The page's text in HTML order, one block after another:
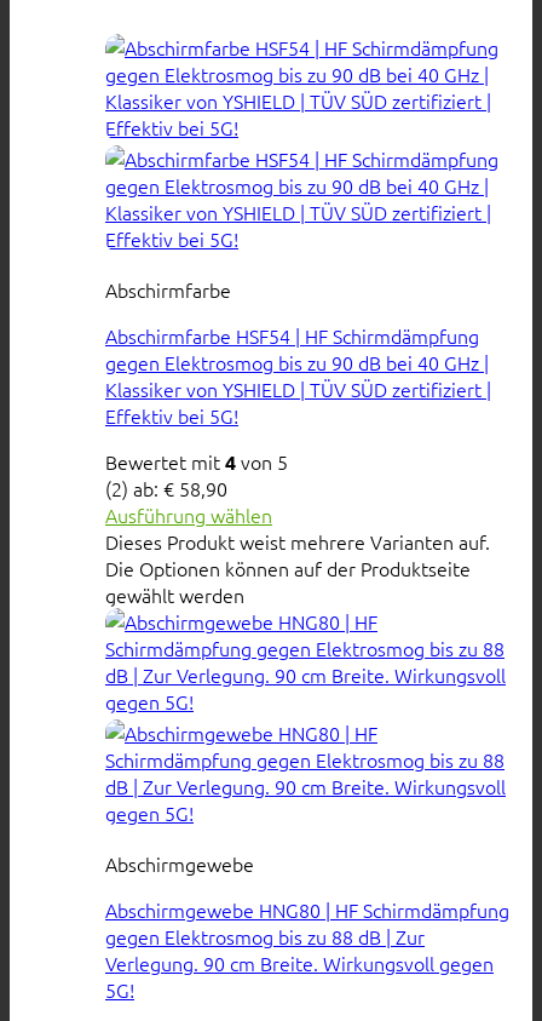
Abschirmfarbe
Abschirmfarbe HSF54 | HF Schirmdämpfung
gegen Elektrosmog bis zu 90 dB bei 40 GHz |
Klassiker von YSHIELD | TÜV SÜD zertifiziert |
Effektiv bei 5G!
Bewertet mit4von 5
(2) ab: € 58,90
Ausführung wählen
Dieses Produkt weist mehrere Varianten auf.
Die Optionen können auf der Produktseite
gewählt werden
Abschirmgewebe
Abschirmgewebe HNG80 | HF Schirmdämpfung
gegen Elektrosmog bis zu 88 dB | Zur
Verlegung. 90 cm Breite. Wirkungsvoll gegen
5G!